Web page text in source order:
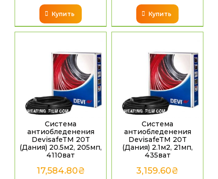
Купить Купить
Система
антиобледенения
DevisafeTM 20T
(Дания) 20.5м2, 205мп,
4110ват
17,584.80₴
Система
антиобледенения
DevisafeTM 20T
(Дания) 2.1м2, 21мп,
435ват
3,159.60₴